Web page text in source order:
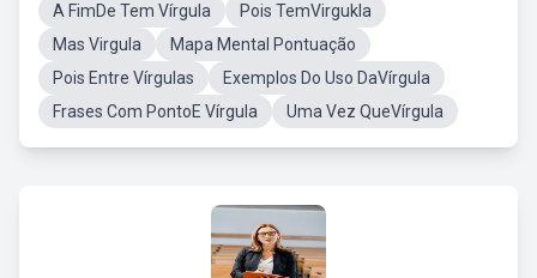
A FimDe Tem Vírgula
Pois TemVirgukla
Mas Virgula
Mapa Mental Pontuação
Pois Entre Vírgulas
Exemplos Do Uso DaVírgula
Frases Com PontoE Vírgula
Uma Vez QueVírgula